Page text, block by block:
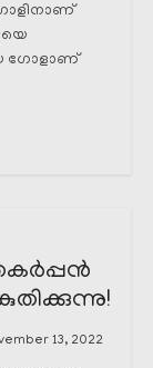
ഗോളാണ്
13, 2022